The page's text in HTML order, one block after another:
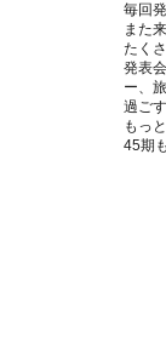
毎回
また
たく
発表
ー、
過ご
もっ
45期